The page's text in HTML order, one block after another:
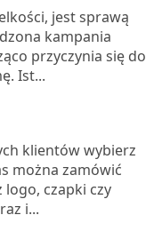
jest sprawą
kampania
przyczynia się do
Ist...
klientów wybierz
można zamówić
czapki czy
i...